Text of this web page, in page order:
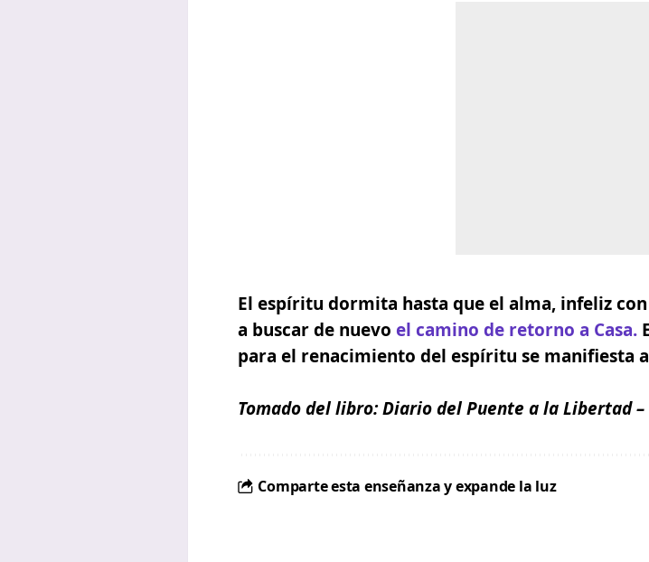
El espíritu dormita hasta que el alma, infeliz con
a buscar de nuevo el camino de retorno a Casa.
para el renacimiento del espíritu se manifiesta
Tomado del libro:Diario del Puente a la Libertad
Comparte esta enseñanza y expande la luz